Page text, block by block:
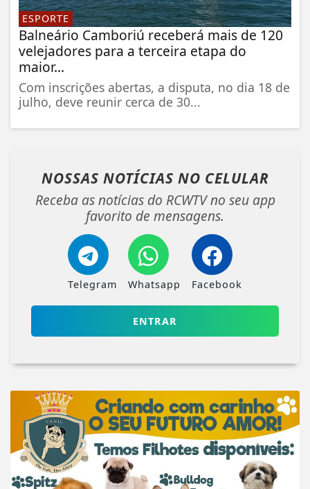
ESPORTE
Balneário Camboriú receberá mais de 120
velejadores para a terceira etapa do
maior...
Com inscrições abertas, a disputa, no dia 18 de
julho, deve reunir cerca de 30...
NOSSAS NOTÍCIAS NO CELULAR
Receba as notícias do RCWTV no seu app
favorito de mensagens.
Telegram Whatsapp Facebook
ENTRAR